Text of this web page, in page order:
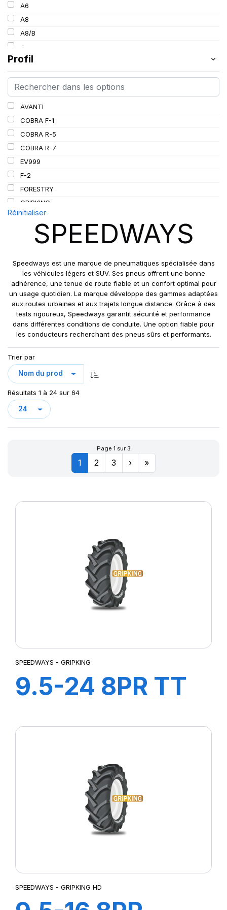
30
34
36
A6
A8
A8/B
J
L
PR
Profil
AVANTI
COBRA F-1
COBRA R-5
COBRA R-7
EV999
F-2
FORESTRY
GRIPKING
GRIPKING HD
GRIPKING R-1
LIFT KING
PK 303
PK 319
POWERGRIP
POWER GRIP G-2
POWER LUG (R-4)
SAMRAT
SW-101
SW-201
Réinitialiser
SPEEDWAYS
Speedways est une marque de pneumatiques spécialisée dans
les véhicules légers et SUV. Ses pneus offrent une bonne
adhérence, une tenue de route fiable et un confort optimal pour
un usage quotidien. La marque développe des gammes adaptées
aux routes urbaines et aux trajets longue distance. Grâce à des
tests rigoureux, Speedways garantit sécurité et performance
dans différentes conditions de conduite. Une option fiable pour
les conducteurs recherchant des pneus sûrs et performants.
Trier par
Résultats 1 à 24 sur 64
Page 1 sur 3
1 2 3 › »
SPEEDWAYS - GRIPKING
9.5-24 8PR TT
SPEEDWAYS - GRIPKING HD